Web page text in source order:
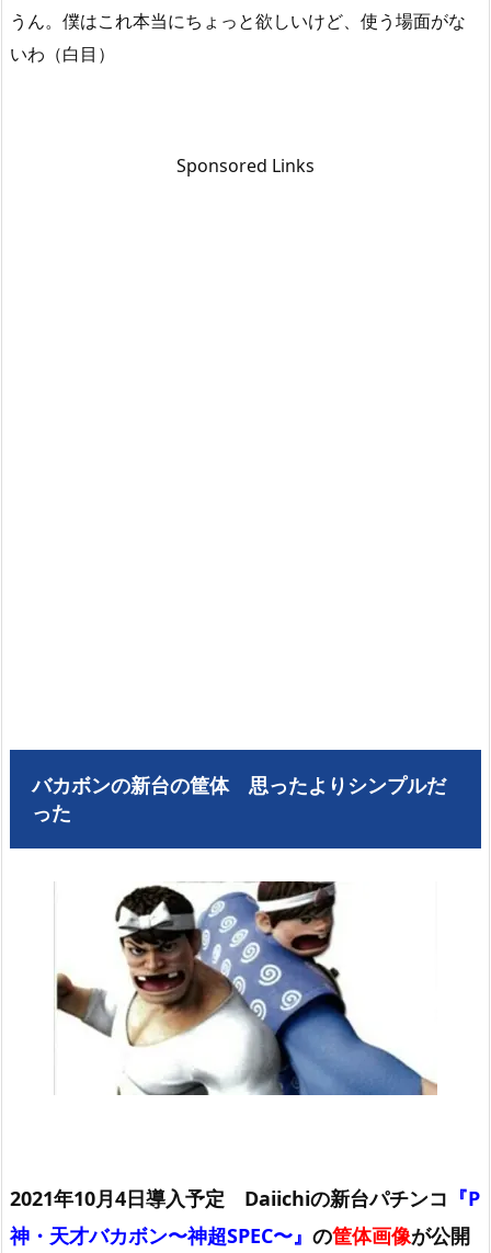
うん。僕はこれ本当にちょっと欲しいけど、使う場面がな
いわ（白目）
Sponsored Links
バカボンの新台の筐体 思ったよりシンプルだ
った
2021年10月4日導入予定 Daiichiの新台パチンコ 『P
神・天才バカボン〜神超SPEC〜』 の筐体画像が公開